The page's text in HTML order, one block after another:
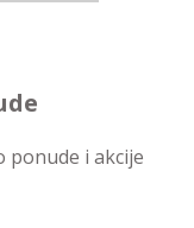
ponude i akcije